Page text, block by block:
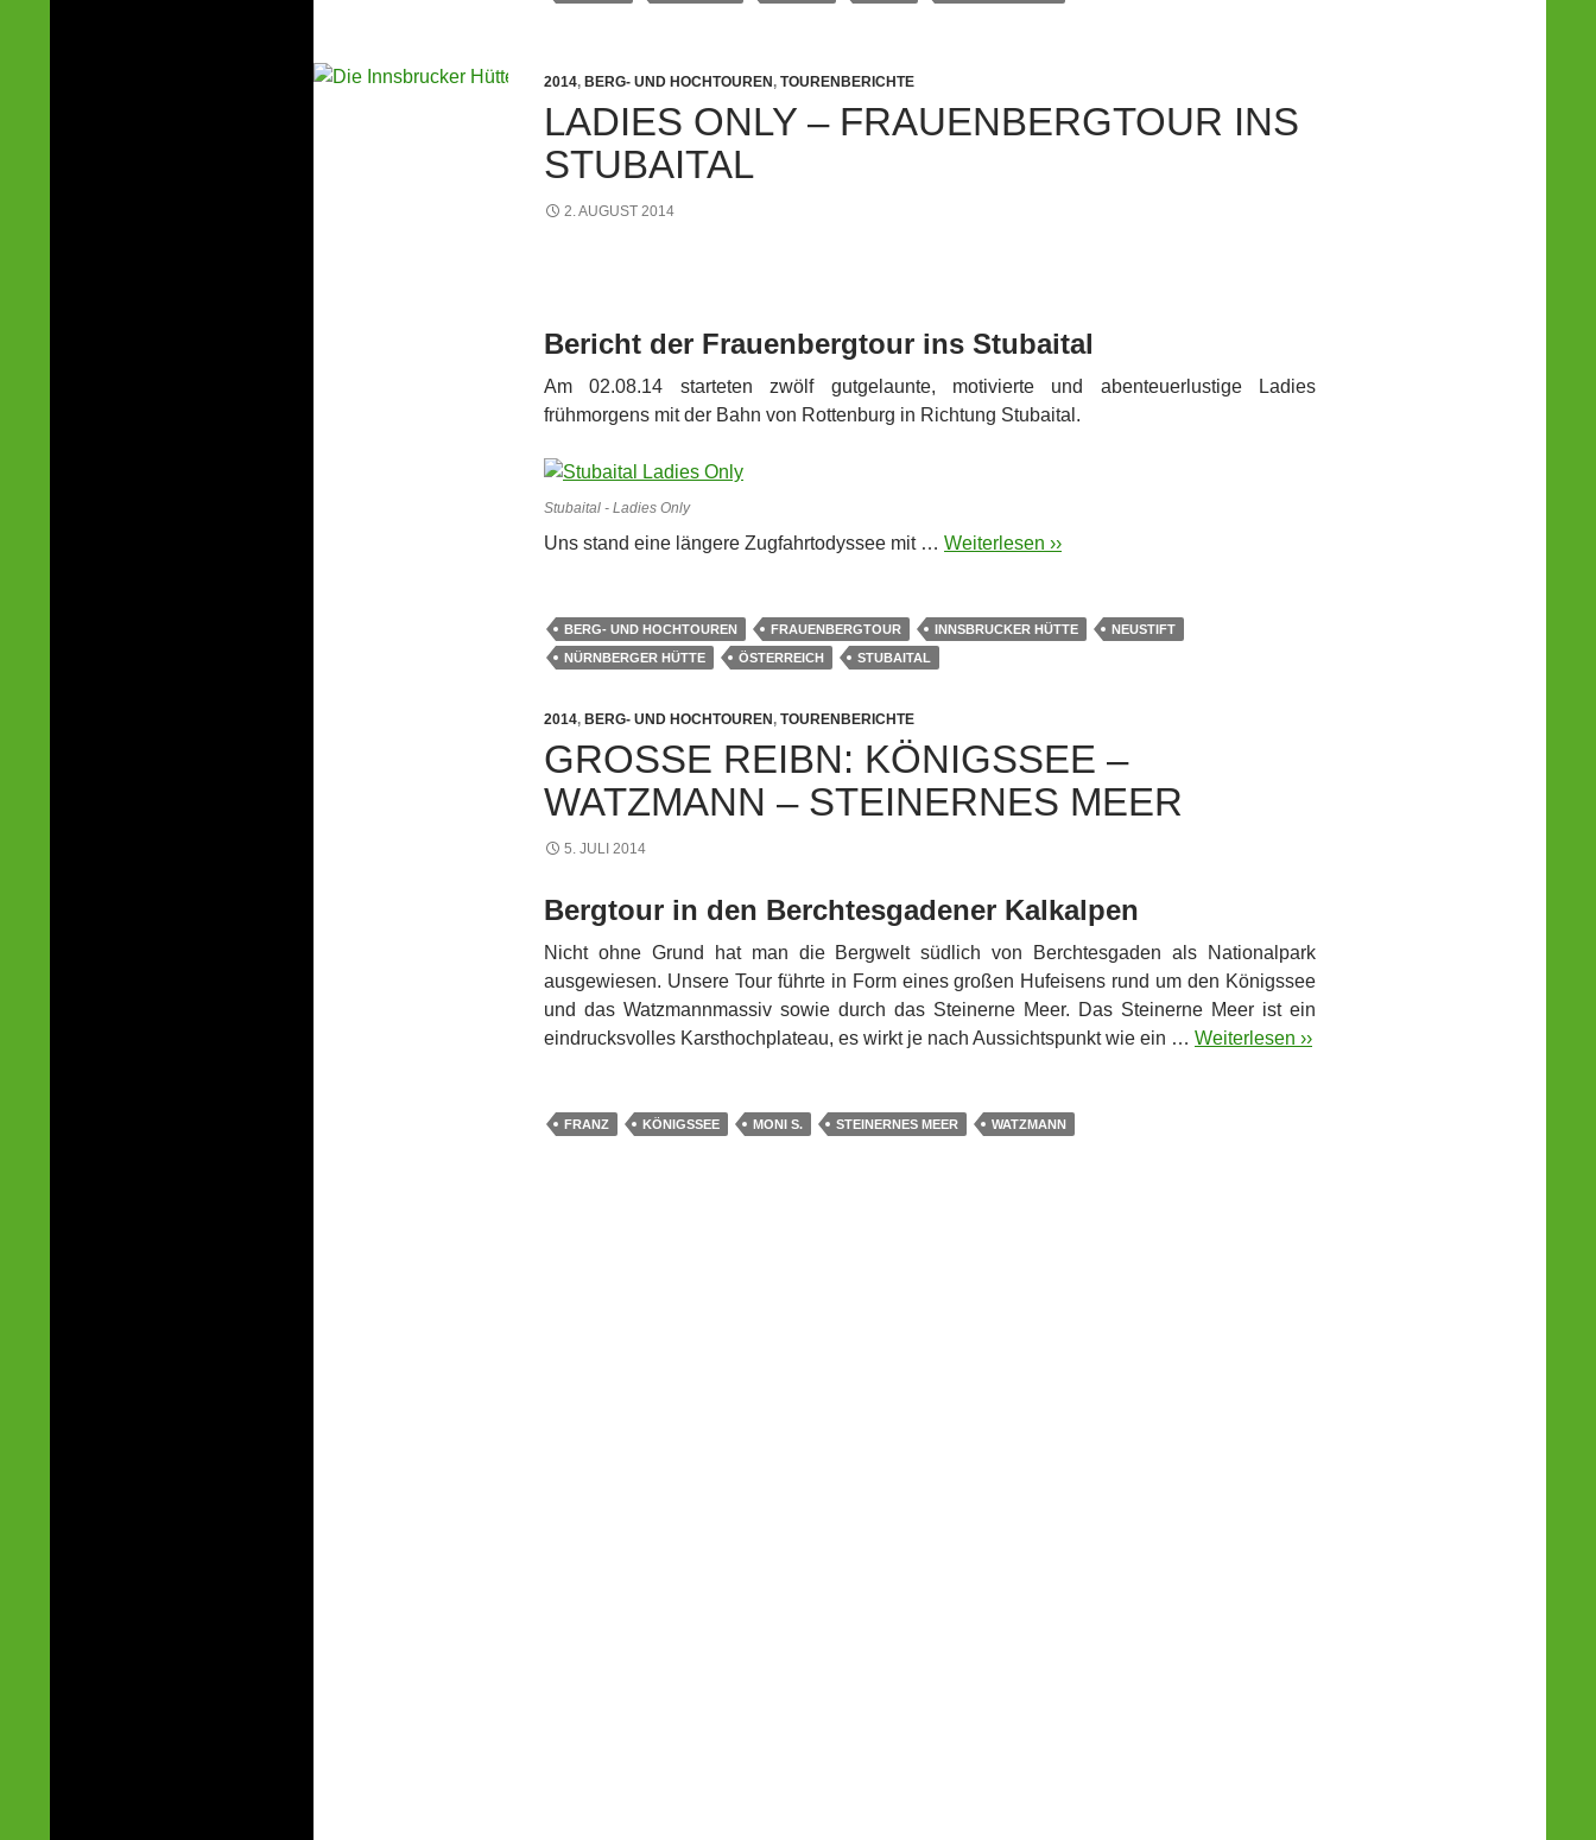
2014, BERG- UND HOCHTOUREN, TOURENBERICHTE
LADIES ONLY – FRAUENBERGTOUR INS
STUBAITAL
2. AUGUST 2014
Bericht der Frauenbergtour ins Stubaital
Am 02.08.14 starteten zwölf gutgelaunte, motivierte und abenteuerlustige Ladies
frühmorgens mit der Bahn von Rottenburg in Richtung Stubaital.
Stubaital - Ladies Only
Uns stand eine längere Zugfahrtodyssee mit … Weiterlesen ››
BERG- UND HOCHTOUREN FRAUENBERGTOUR INNSBRUCKER HÜTTE
NEUSTIFT
NÜRNBERGER HÜTTE
ÖSTERREICH STUBAITAL
2014, BERG- UND HOCHTOUREN, TOURENBERICHTE
GROSSE REIBN: KÖNIGSSEE – W
ATZMANN – STEINERNES MEER
5. JULI 2014
Bergtour in den Berchtesgadener Kalkalpen
Nicht ohne Grund hat man die Bergwelt südlich von Berchtesgaden als Nationalpark
ausgewiesen. Unsere Tour führte in Form eines großen Hufeisens rund um den Königssee
und das Watzmannmassiv sowie durch das Steinerne Meer. Das Steinerne Meer ist ein
eindrucksvolles Karsthochplateau, es wirkt je nach Aussichtspunkt wie ein … Weiterlesen ››
FRANZ KÖNIGSSEE MONI S. STEINERNES MEER WATZMANN